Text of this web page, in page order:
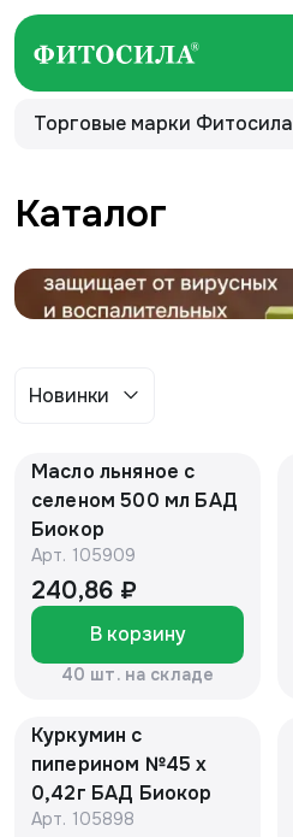
Торговые марки Фитосила
Каталог
Новинки
Масло льняное с
селеном 500 мл БАД
Биокор
Арт. 105909
240,86 ₽
В корзину
40 шт. на складе
Куркумин с
пиперином №45 х
0,42г БАД Биокор
Арт. 105898